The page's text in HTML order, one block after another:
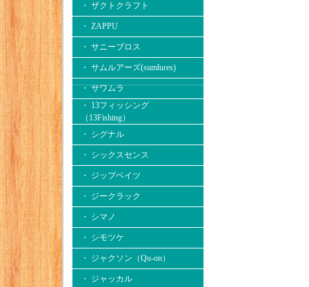
・ ザクトクラフト
・ ZAPPU
・ サニーブロス
・ サムルアーズ(sumlures)
・ サワムラ
・ 13フィッシング
（13Fishing）
・ シグナル
・ シックスセンス
・ ジップベイツ
・ ジークラック
・ シマノ
・ シモツケ
・ ジャクソン（Qu-on）
・ ジャッカル